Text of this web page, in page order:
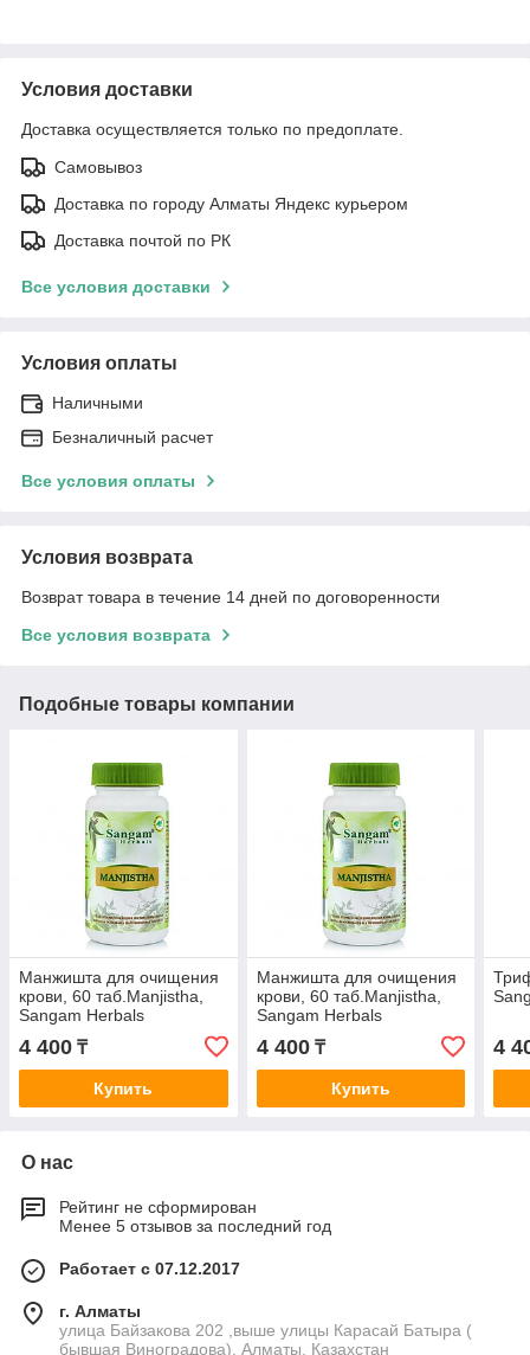
Условия доставки
Доставка осуществляется только по предоплате.
Самовывоз
Доставка по городу Алматы Яндекс курьером
Доставка почтой по РК
Все условия доставки
Условия оплаты
Наличными
Безналичный расчет
Все условия оплаты
Условия возврата
Возврат товара в течение 14 дней по договоренности
Все условия возврата
Подобные товары компании
Манжишта для очищения
крови, 60 таб.Manjistha,
Sangam Herbals
4 400 ₸
Купить
Манжишта для очищения
крови, 60 таб.Manjistha,
Sangam Herbals
4 400₸
Купить
4
О нас
Рейтинг не сформирован
Менее 5 отзывов за последний год
Работает с 07.12.2017
г. Алматы
улица Байзакова 202 ,выше улицы Карасай Батыра (
бывшая Виноградова), Алматы, Казахстан